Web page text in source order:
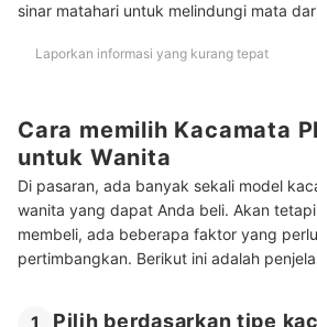
sinar matahari untuk melindungi mata
Laporkan informasi yang kurang tepat
Cara memilih Kacamata
untuk Wanita
Di pasaran, ada banyak sekali model
wanita yang dapat Anda beli. Akan
membeli, ada beberapa faktor yang
pertimbangkan. Berikut ini adalah
Pilih berdasarkan tipe